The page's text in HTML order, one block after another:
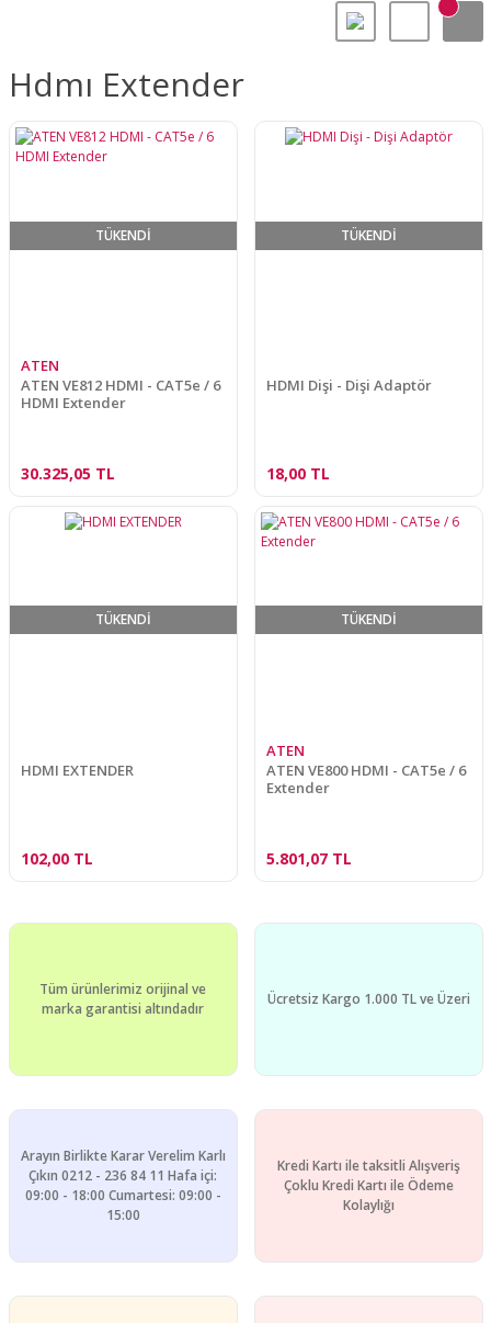
Hdmı Extender
TÜKENDİ
ATEN
ATEN VE812 HDMI - CAT5e / 6
HDMI Extender
30.325,05 TL
TÜKENDİ
HDMI Dişi - Dişi Adaptör
18,00 TL
TÜKENDİ
HDMI EXTENDER
102,00 TL
TÜKENDİ
ATEN
ATEN VE800 HDMI - CAT5e / 6
Extender
5.801,07 TL
Tüm ürünlerimiz orijinal ve
marka garantisi altındadır
Ücretsiz Kargo 1.000 TL ve Üzeri
Arayın Birlikte Karar Verelim Karlı
Çıkın 0212 - 236 84 11 Hafa içi:
09:00 - 18:00 Cumartesi: 09:00 -
15:00
Kredi Kartı ile taksitli Alışveriş
Çoklu Kredi Kartı ile Ödeme
Kolaylığı